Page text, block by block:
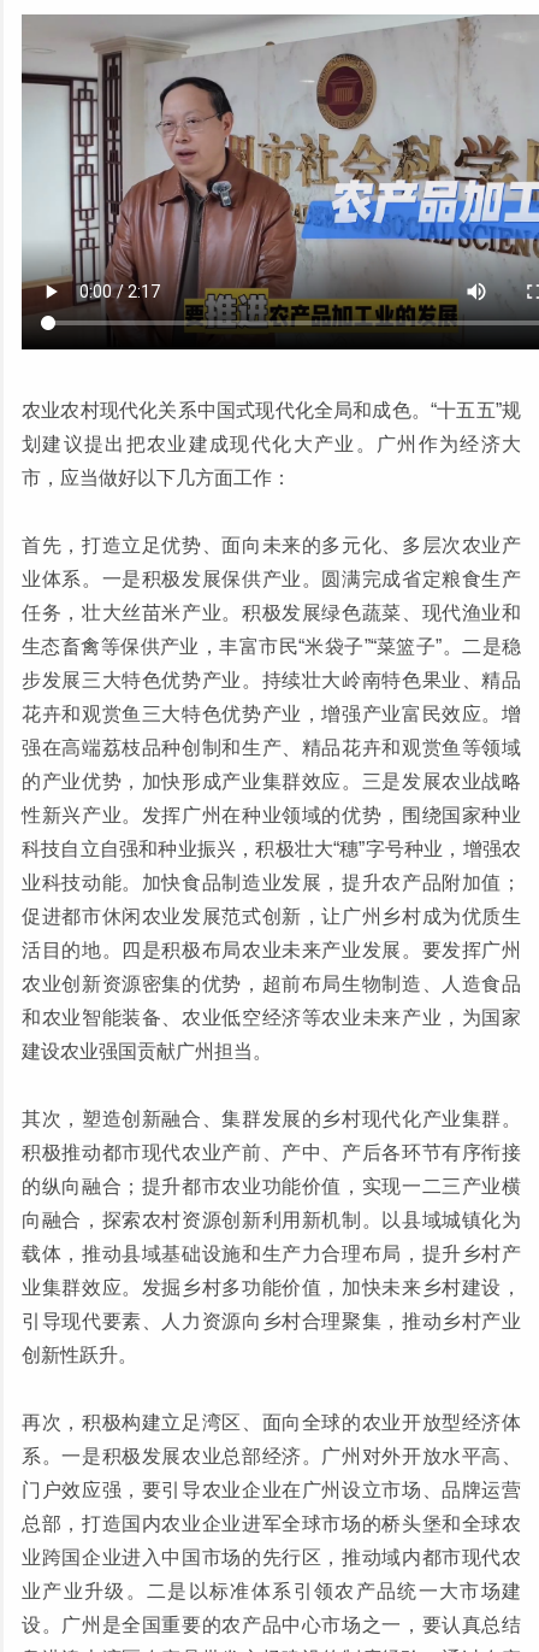
农业农村现代化关系中国式现代化全局和成色。“十五五”规
划建议提出把农业建成现代化大产业。广州作为经济大
市，应当做好以下几方面工作：
首先，打造立足优势、面向未来的多元化、多层次农业产
业体系。一是积极发展保供产业。圆满完成省定粮食生产
任务，壮大丝苗米产业。积极发展绿色蔬菜、现代渔业和
生态畜禽等保供产业，丰富市民“米袋子”“菜篮子”。二是稳
步发展三大特色优势产业。持续壮大岭南特色果业、精品
花卉和观赏鱼三大特色优势产业，增强产业富民效应。增
强在高端荔枝品种创制和生产、精品花卉和观赏鱼等领域
的产业优势，加快形成产业集群效应。三是发展农业战略
性新兴产业。发挥广州在种业领域的优势，围绕国家种业
科技自立自强和种业振兴，积极壮大“穗”字号种业，增强农
业科技动能。加快食品制造业发展，提升农产品附加值；
促进都市休闲农业发展范式创新，让广州乡村成为优质生
活目的地。四是积极布局农业未来产业发展。要发挥广州
农业创新资源密集的优势，超前布局生物制造、人造食品
和农业智能装备、农业低空经济等农业未来产业，为国家
建设农业强国贡献广州担当。
其次，塑造创新融合、集群发展的乡村现代化产业集群。
积极推动都市现代农业产前、产中、产后各环节有序衔接
的纵向融合；提升都市农业功能价值，实现一二三产业横
向融合，探索农村资源创新利用新机制。以县域城镇化为
载体，推动县域基础设施和生产力合理布局，提升乡村产
业集群效应。发掘乡村多功能价值，加快未来乡村建设，
引导现代要素、人力资源向乡村合理聚集，推动乡村产业
创新性跃升。
再次，积极构建立足湾区、面向全球的农业开放型经济体
系。一是积极发展农业总部经济。广州对外开放水平高、
门户效应强，要引导农业企业在广州设立市场、品牌运营
总部，打造国内农业企业进军全球市场的桥头堡和全球农
业跨国企业进入中国市场的先行区，推动域内都市现代农
业产业升级。二是以标准体系引领农产品统一大市场建
设。广州是全国重要的农产品中心市场之一，要认真总结